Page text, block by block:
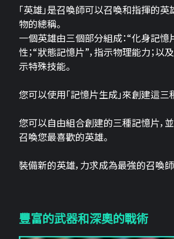
「英雄」是召喚師可以召喚和指揮的英
物的總稱。
一個英雄由三個部分組成：“化身記憶
性；“狀態記憶片”，指示物理能力；以
示特殊技能。
您可以使用「記憶片生成」來創建這三​​
您可以自由組合創建的三種記憶片，並
召喚您最喜歡的英雄。
裝備新的英雄，力求成為最強的召喚師
豐富的武器和深奧的戰術